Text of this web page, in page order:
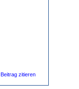
Beitrag zitieren